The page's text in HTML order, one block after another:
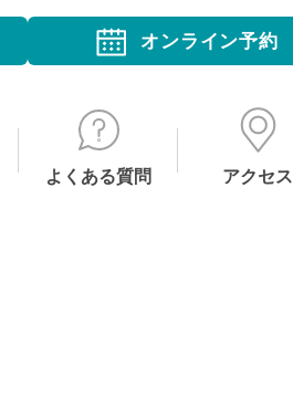
オンライン予約
よくある質問 アクセス